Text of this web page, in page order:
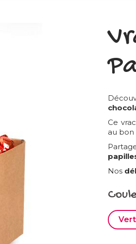
Ce
au bon
Nos
Vert